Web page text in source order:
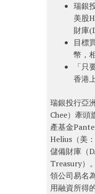
瑞銀
美股
財庫
目標
幣，
「只
香港
瑞銀投行亞
Chee）牽頭
產基金
Helius（美
儲備財庫（
Treasury）
領公司易名
用融資所得